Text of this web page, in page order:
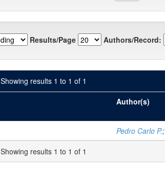
Results/Page Authors/Record:
Showing results 1 to 1 of 1
Author(s)
Pedro Carlo P.;
Showing results 1 to 1 of 1